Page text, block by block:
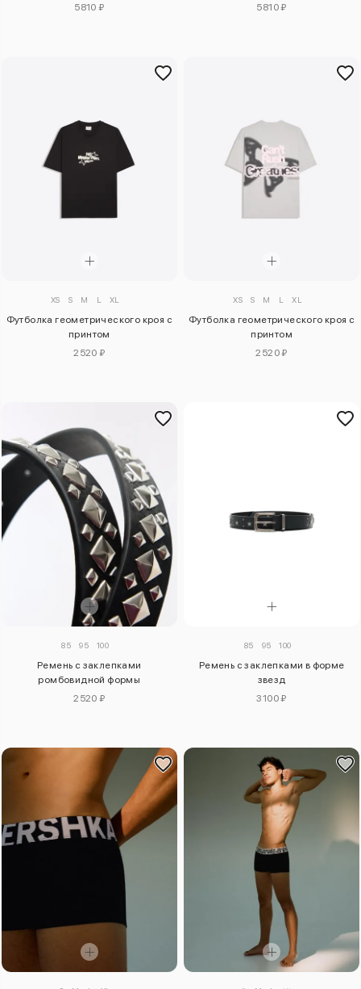
5810 ₽
5810 ₽
XS S M L XL
Футболка геометрического кроя с
принтом
2520 ₽
XS S M L XL
Футболка геометрического кроя с
принтом
2520 ₽
85 95 100
Ремень с заклепками
ромбовидной формы
2520 ₽
85 95 100
Ремень с заклепками в форме
звезд
3100 ₽